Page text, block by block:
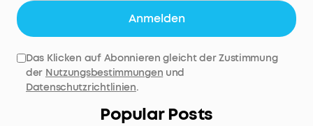
Anmelden
Das Klicken auf Abonnieren gleicht der Zustimmung
der Nutzungsbestimmungen und
Datenschutzrichtlinien.
Popular Posts